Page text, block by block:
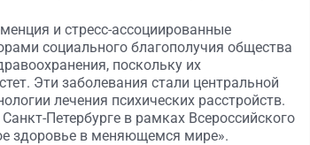
и стресс-ассоциированные
социального благополучия общества
поскольку их
Эти заболевания стали центральной
лечения психических расстройств.
Петербурге в рамках Всероссийского
здоровье в меняющемся мире».